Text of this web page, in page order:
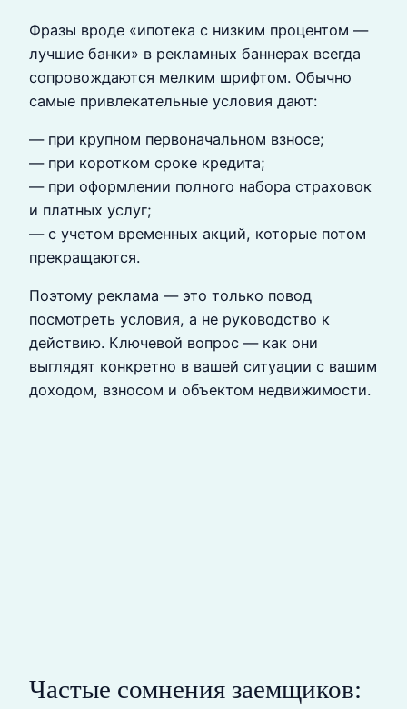
Фразы вроде «ипотека с низким процентом —
лучшие банки» в рекламных баннерах всегда
сопровождаются мелким шрифтом. Обычно
самые привлекательные условия дают:
— при крупном первоначальном взносе;
— при коротком сроке кредита;
— при оформлении полного набора страховок
и платных услуг;
— с учетом временных акций, которые потом
прекращаются.
Поэтому реклама — это только повод
посмотреть условия, а не руководство к
действию. Ключевой вопрос — как они
выглядят конкретно в вашей ситуации с вашим
доходом, взносом и объектом недвижимости.
Частые сомнения заемщиков: